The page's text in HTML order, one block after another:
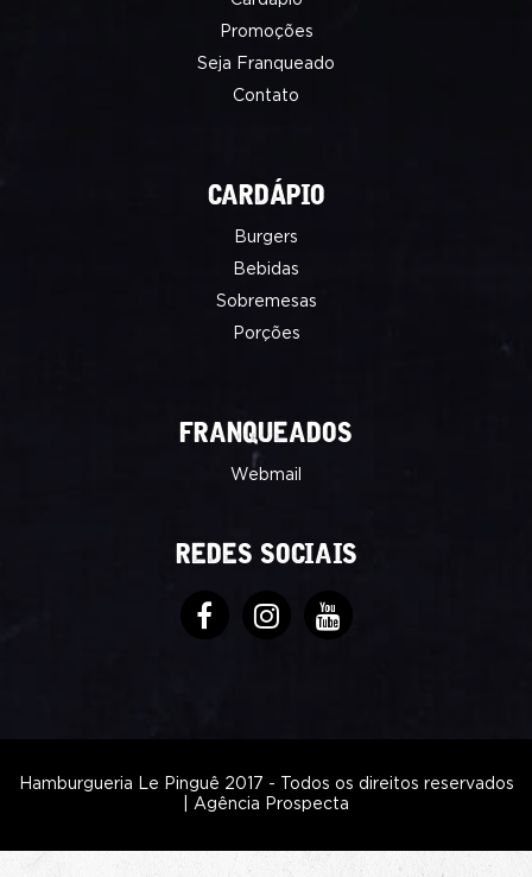
Promoções
Seja Franqueado
Contato
CARDÁPIO
Burgers
Bebidas
Sobremesas
Porções
FRANQUEADOS
Webmail
REDES SOCIAIS
Hamburgueria Le Pinguê 2017 - Todos os direitos reservados
Agência Prospecta